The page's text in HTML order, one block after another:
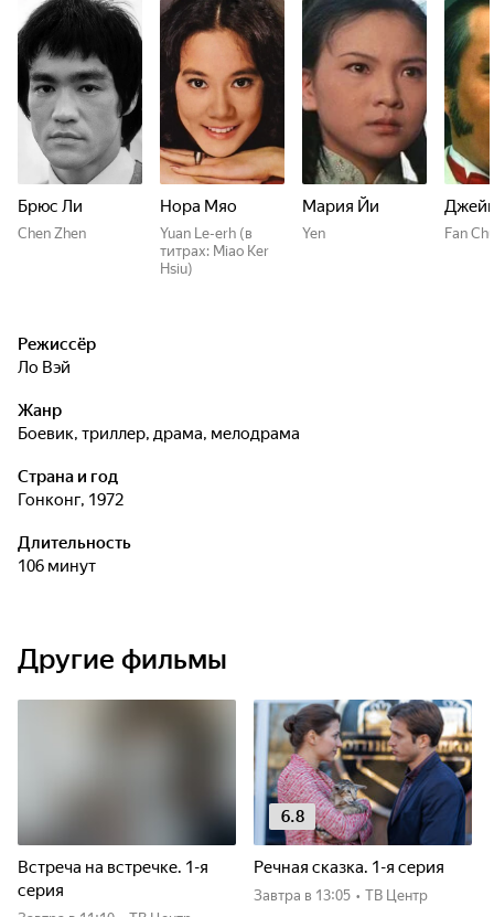
Брюс Ли
Chen Zhen
Нора Мяо
Yuan Le-erh (в
титрах: Miao Ker
Hsiu)
Мария Йи
Yen Fan
Режиссёр
Ло Вэй
Жанр
боевик, триллер, драма, мелодрама
Страна и год
Гонконг, 1972
Длительность
106 минут
Другие фильмы
Встреча на встречке. 1-я
серия
6.8
Речная сказка. 1-я серия
Завтра в 13:05 • ТВ Центр